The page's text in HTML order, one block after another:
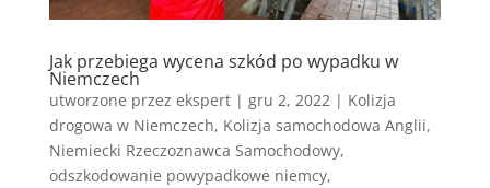
Jak przebiega wycena szkód po wypadku w
Niemczech
utworzone przez ekspert| gru 2, 2022 | Kolizja
drogowa w Niemczech, Kolizja samochodowa Anglii,
Niemiecki Rzeczoznawca Samochodowy,
odszkodowanie powypadkowe niemcy,